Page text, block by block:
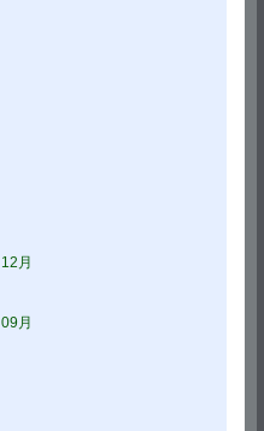
12月
09月